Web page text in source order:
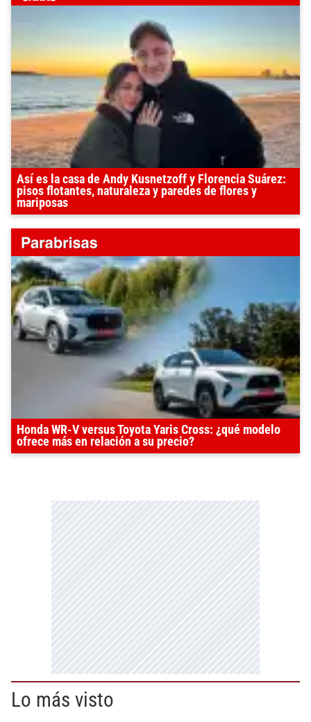
Así es la casa de Andy Kusnetzoff y Florencia Suárez:
pisos flotantes, naturaleza y paredes de flores y
mariposas
Honda WR-V versus Toyota Yaris Cross: ¿qué modelo
ofrece más en relación a su precio?
Lo más visto